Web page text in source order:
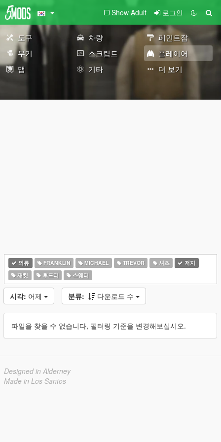
Show Adult 로그인
도구 차량
페인트잡
무기
스크립트
플레이어
맵
기타 더 보기
의류 FRANKLIN MICHAEL TREVOR 셔츠
저지
재킷
후드티 스웨터
시각: 어제 분류: 다운로드 수
파일을 찾을 수 없습니다, 필터링 기준을 변경해보십시오.
Designed in Alderney
Made in Los Santos